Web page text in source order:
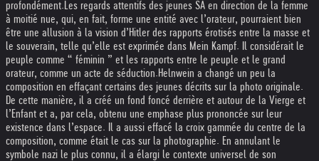
profondément. Les regards attentifs des jeunes SA en direction de la femme
à moitié nue, qui, en fait, forme une entité avec l’orateur, pourraient bien
être une allusion à la vision d’Hitler des rapports érotisés entre la masse et
le souverain, telle qu’elle est exprimée dans Mein Kampf. Il considérait le
peuple comme “ féminin ” et les rapports entre le peuple et le grand
orateur, comme un acte de séduction.Helnwein a changé un peu la
composition en effaçant certains des jeunes décrits sur la photo originale.
De cette manière, il a créé un fond foncé derrière et autour de la Vierge et
l’Enfant et a, par cela, obtenu une emphase plus prononcée sur leur
existence dans l’espace. Il a aussi effacé la croix gammée du centre de la
composition, comme était le cas sur la photographie. En annulant le
symbole nazi le plus connu, il a élargi le contexte universel de son